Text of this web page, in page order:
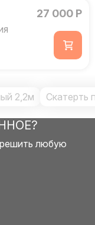
27 000 Р
2,2м Скатерть
любую